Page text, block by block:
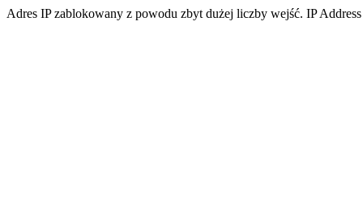
Adres IP zablokowany z powodu zbyt dużej liczby wejść. IP